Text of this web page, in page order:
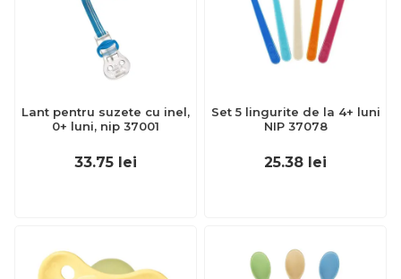
Lant pentru suzete cu inel,
0+ luni, nip 37001
33.75 lei
Set 5 lingurite de la 4+ luni
NIP 37078
25.38 lei